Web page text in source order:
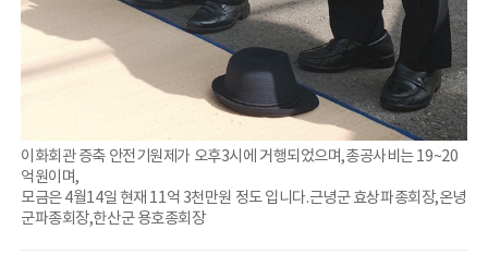
이화회관 증축 안전기원제가 오후3시에 거행되었으며,총공사비는 19~20
억원이며,
모금은 4월14일 현재 11억 3천만원 정도 입니다.근녕군 효상파종회장,온녕
군파종회장,한산군 용호종회장